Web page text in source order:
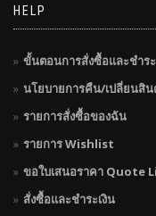
HELP
ขั้นตอนการสั่งซื้อและชำระ
นโยบายการคืน/เปลี่ยนสิ
รายการสั่งซื้อของฉัน
รายการ Wishlist
ขอใบเสนอราคา Quote
สั่งซื้อและชำระเงิน